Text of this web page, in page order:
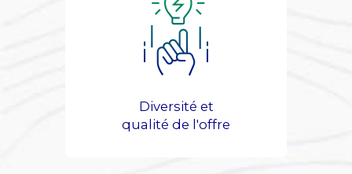
Diversité et
qualité de l'offre